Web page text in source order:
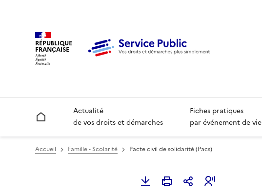
RÉPUBLIQUE
FRANÇAISE
Accueil
Actualité
de vos droits et démarches
Fiches pratiques
par événement de vie
Accueil Famille - Scolarité Pacte civil de solidarité (Pacs)